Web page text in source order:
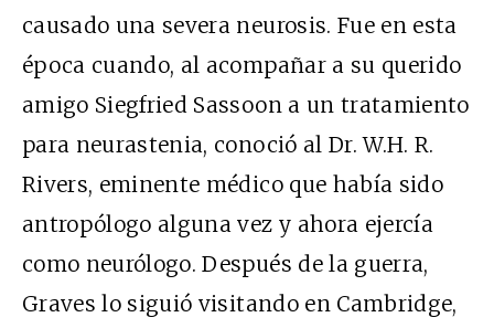
causado una severa neurosis. Fue en esta
época cuando, al acompañar a su querido
amigo Siegfried Sassoon a un tratamiento
para neurastenia, conoció al Dr. W.H. R.
Rivers, eminente médico que había sido
antropólogo alguna vez y ahora ejercía
como neurólogo. Después de la guerra,
Graves lo siguió visitando en Cambridge,